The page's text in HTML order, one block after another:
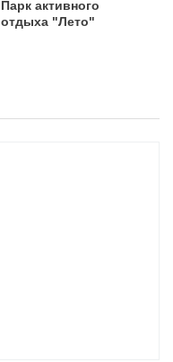
Парк активного
отдыха "Лето"